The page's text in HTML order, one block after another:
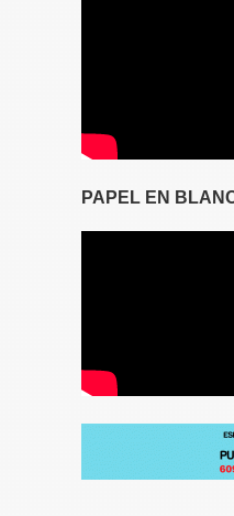
PAPEL EN